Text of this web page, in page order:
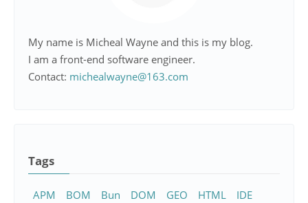
My name is Micheal Wayne and this is my blog.
I am a front-end software engineer.
Contact: michealwayne@163.com
Tags
APM BOM Bun DOM GEO HTML
IDE